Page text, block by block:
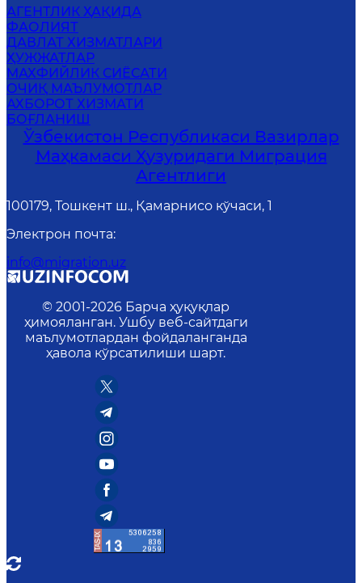
АГЕНТЛИК ҲАҚИДА
ФАОЛИЯТ
ДАВЛАТ ХИЗМАТЛАРИ
ҲУЖЖАТЛАР
MАХФИЙЛИК СИЁСАТИ
ОЧИҚ МАЪЛУМОТЛАР
АХБОРОТ ХИЗМАТИ
БОҒЛАНИШ
Ўзбекистон Республикаси Вазирлар
Маҳкамаси Ҳузуридаги Миграция
Агентлиги
100179, Тошкент ш., Қамарнисо кўчаси, 1
Электрон почта:
info@migration.uz
© 2001-2026 Барча ҳуқуқлар
ҳимояланган. Ушбу веб-сайтдаги
маълумотлардан фойдаланганда
ҳавола кўрсатилиши шарт.